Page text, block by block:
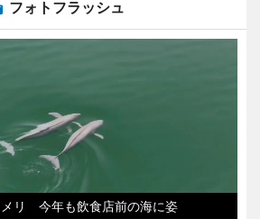
フォトフラッシュ
リ 今年も飲食店前の海に姿